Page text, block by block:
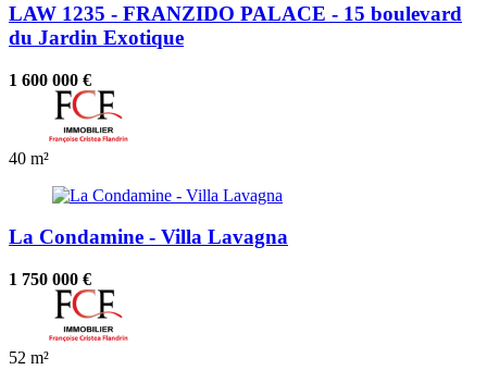
LAW 1235 - FRANZIDO PALACE - 15 boulevard
du Jardin Exotique
1 600 000 €
40 m²
La Condamine - Villa Lavagna
1 750 000 €
52 m²